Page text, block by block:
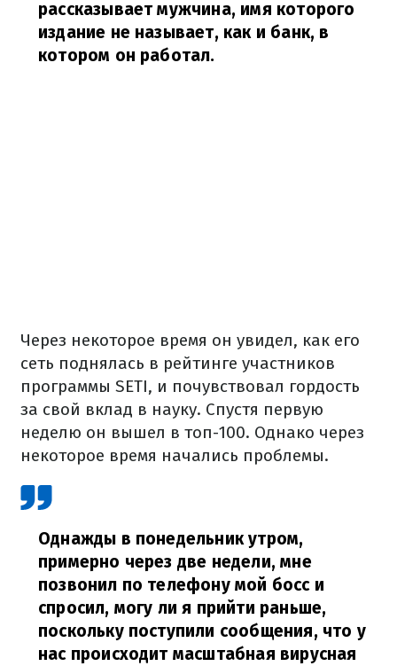
рассказывает мужчина, имя которого
издание не называет, как и банк, в
котором он работал.
Через некоторое время он увидел, как его
сеть поднялась в рейтинге участников
программы SETI, и почувствовал гордость
за свой вклад в науку. Спустя первую
неделю он вышел в топ-100. Однако через
некоторое время начались проблемы.
Однажды в понедельник утром,
примерно через две недели, мне
позвонил по телефону мой босс и
спросил, могу ли я прийти раньше,
поскольку поступили сообщения, что у
нас происходит масштабная вирусная